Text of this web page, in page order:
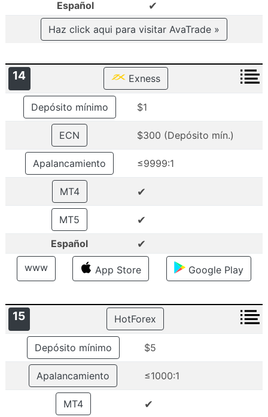
Español ✔
Haz click aqui para visitar AvaTrade »
14 Exness
Depósito mínimo $1
ECN $300 (Depósito mín.)
Apalancamiento ≤9999:1
MT4 ✔
MT5 ✔
Español ✔
www App Store Google Play
15 HotForex
Depósito mínimo $5
Apalancamiento ≤1000:1
MT4 ✔